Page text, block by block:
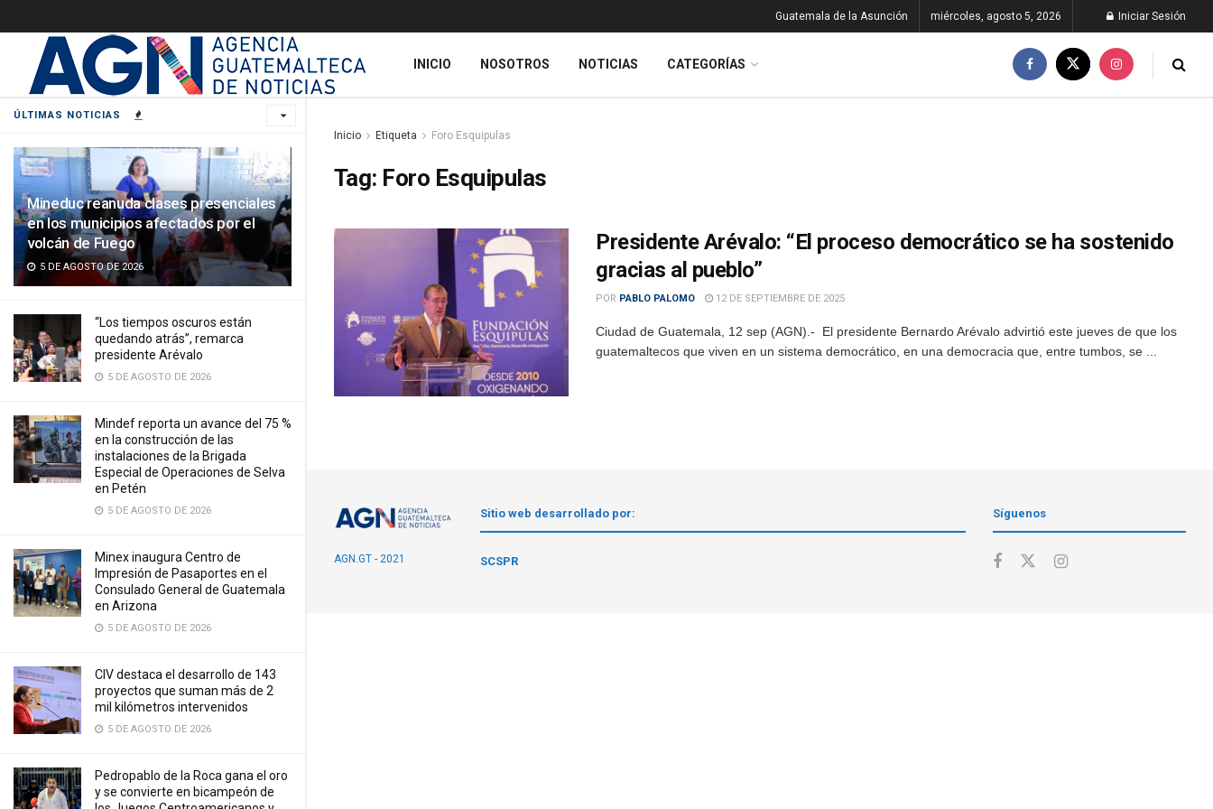
ÚLTIMAS NOTICIAS
Mineduc reanuda clases presenciales
en los municipios afectados por el
volcán de Fuego
5 DE AGOSTO DE 2026
“Los tiempos oscuros están
quedando atrás”, remarca
presidente Arévalo
5 DE AGOSTO DE 2026
Mindef reporta un avance del 75 %
en la construcción de las
instalaciones de la Brigada
Especial de Operaciones de Selva
en Petén
5 DE AGOSTO DE 2026
Minex inaugura Centro de
Impresión de Pasaportes en el
Consulado General de Guatemala
en Arizona
5 DE AGOSTO DE 2026
CIV destaca el desarrollo de 143
proyectos que suman más de 2
mil kilómetros intervenidos
5 DE AGOSTO DE 2026
Pedropablo de la Roca gana el oro
y se convierte en bicampeón de
Guatemala de la Asunción miércoles, agosto 5, 2026 Iniciar Sesión
INICIO NOSOTROS NOTICIAS CATEGORÍAS
Inicio Etiqueta Foro Esquipulas
Tag: Foro Esquipulas
Presidente Arévalo: “El proceso democrático se ha sostenido
gracias al pueblo”
POR PABLO PALOMO 12 DE SEPTIEMBRE DE 2025
Ciudad de Guatemala, 12 sep (AGN).- El presidente Bernardo Arévalo advirtió este jueves de que los
guatemaltecos que viven en un sistema democrático, en una democracia que, entre tumbos, se ...
AGN.GT - 2021
Sitio web desarrollado por:
SCSPR
Síguenos